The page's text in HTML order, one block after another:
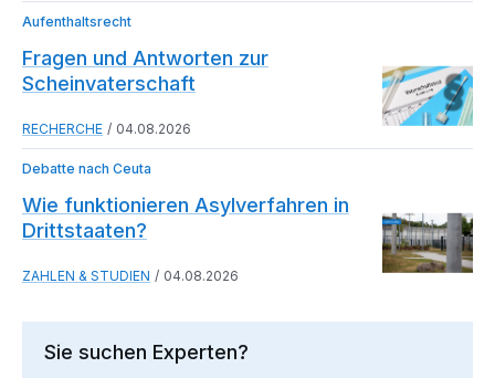
Aufenthaltsrecht
Fragen und Antworten zur
Scheinvaterschaft
RECHERCHE 04.08.2026
Debatte nach Ceuta
Wie funktionieren Asylverfahren in
Drittstaaten?
ZAHLEN & STUDIEN 04.08.2026
Sie suchen Experten?